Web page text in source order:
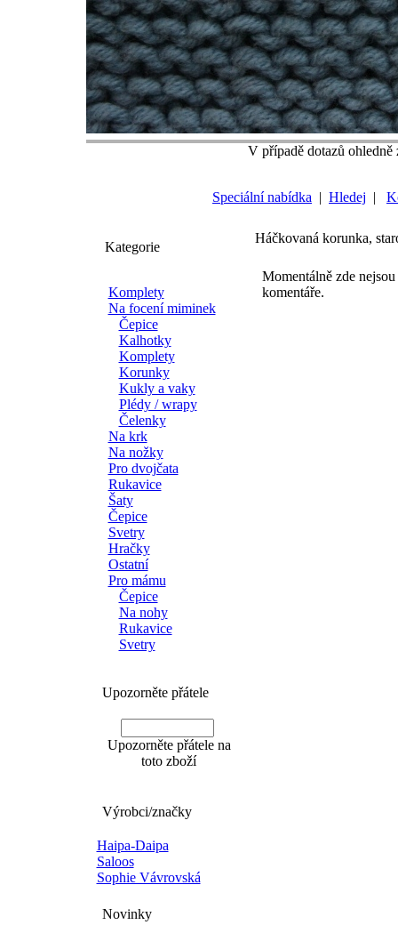
V případě dotazů
Speciální nabídka | Hledej |
Kategorie
Komplety
Na focení miminek
Čepice
Kalhotky
Komplety
Korunky
Kukly a vaky
Plédy / wrapy
Čelenky
Na krk
Na nožky
Pro dvojčata
Rukavice
Šaty
Čepice
Svetry
Hračky
Ostatní
Pro mámu
Čepice
Na nohy
Rukavice
Svetry
Upozorněte přátele
Upozorněte přátele na
toto zboží
Výrobci/značky
Haipa-Daipa
Saloos
Sophie Vávrovská
Novinky
Háčkovaná korunka,
Momentálně zde nejsou
komentáře.